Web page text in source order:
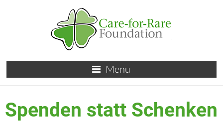
Menu
Spenden statt Schenken